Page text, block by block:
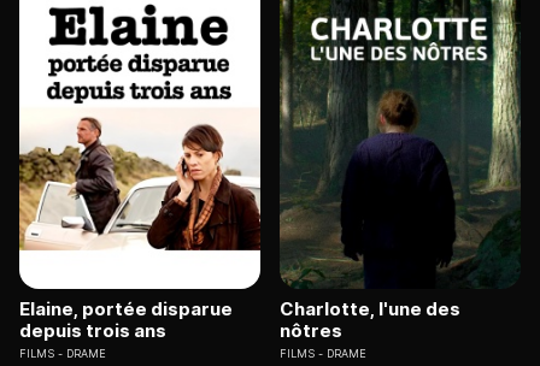
Elaine, portée disparue
depuis trois ans
FILMS DRAME
Charlotte, l'une des
nôtres
FILMS DRAME